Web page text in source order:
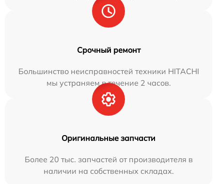
Срочный ремонт
Большинство неисправностей техники HITACHI
мы устраняем в течение 2 часов.
Оригинальные запчасти
Более 20 тыс. запчастей от производителя в
наличии на собственных складах.